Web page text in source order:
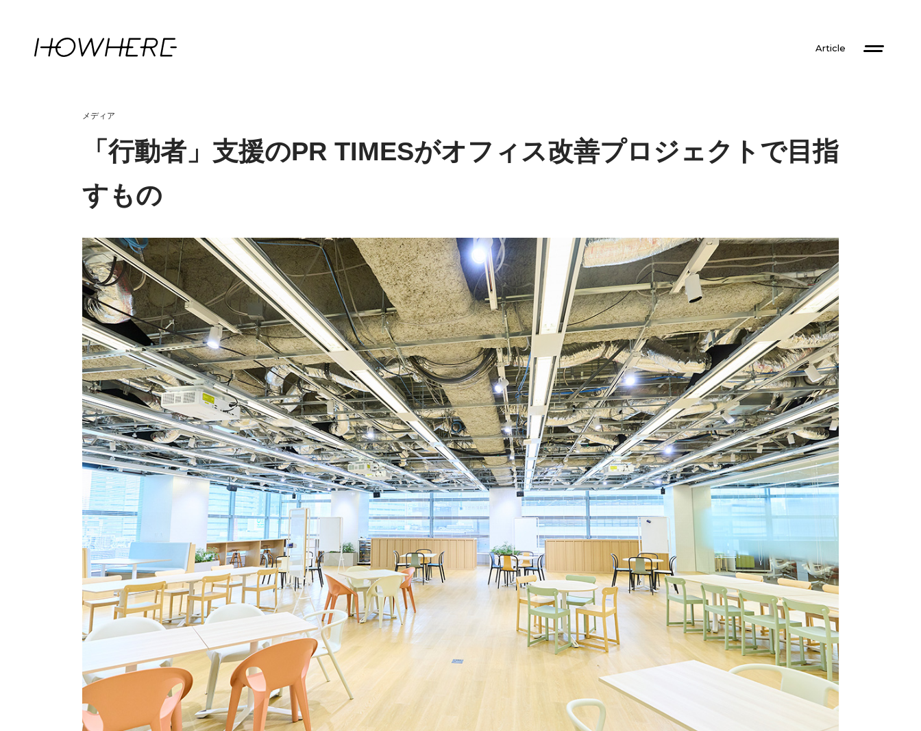
Article
メディア
「行動者」支援のPR TIMESがオフィス改善プロジェクトで目指
すもの